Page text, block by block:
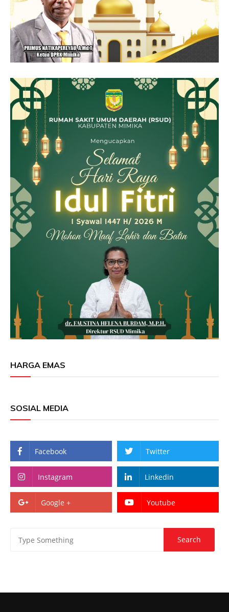
HARGA EMAS
SOSIAL MEDIA
Facebook Twitter
Instagram Linkedin
Google + Youtube